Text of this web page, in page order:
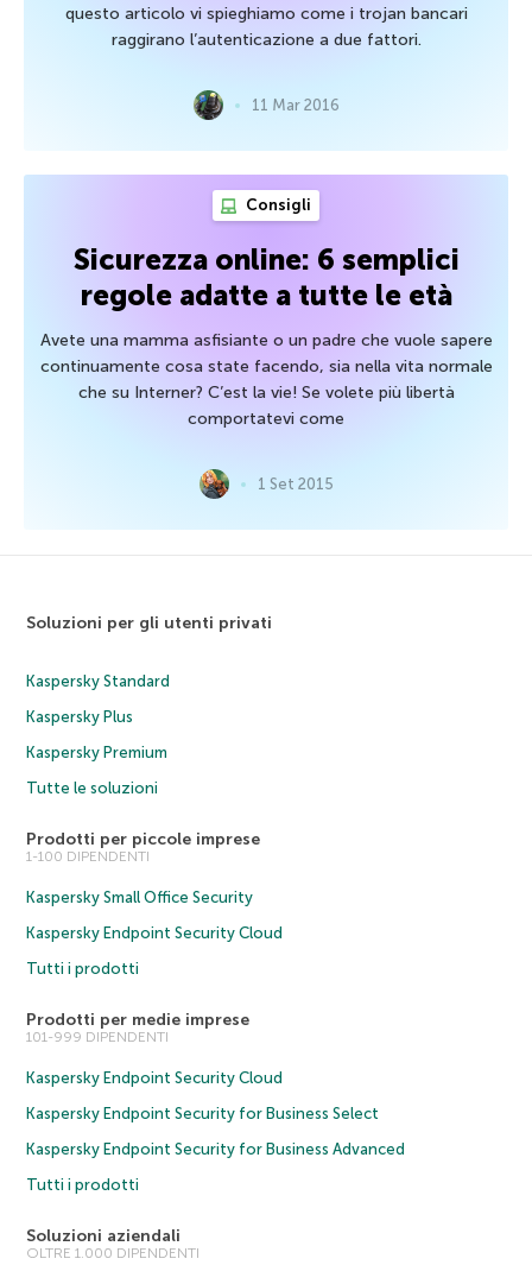
questo articolo vi spieghiamo come i trojan bancari
raggirano l’autenticazione a due fattori.
11 Mar 2016
Consigli
Sicurezza online: 6 semplici
regole adatte a tutte le età
Avete una mamma asfisiante o un padre che vuole sapere
continuamente cosa state facendo, sia nella vita normale
che su Interner? C’est la vie! Se volete più libertà
comportatevi come
1 Set 2015
Soluzioni per gli utenti privati
Kaspersky Standard
Kaspersky Plus
Kaspersky Premium
Tutte le soluzioni
Prodotti per piccole imprese
1-100 DIPENDENTI
Kaspersky Small Office Security
Kaspersky Endpoint Security Cloud
Tutti i prodotti
Prodotti per medie imprese
101-999 DIPENDENTI
Kaspersky Endpoint Security Cloud
Kaspersky Endpoint Security for Business Select
Kaspersky Endpoint Security for Business Advanced
Tutti i prodotti
Soluzioni aziendali
OLTRE 1.000 DIPENDENTI